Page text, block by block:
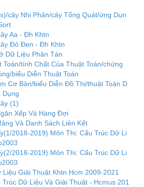
cây Nhị Phân/cây Tổng Quát/ứng Dụn
Aa - Đh Khtn
Đỏ Đen - Đh Khtn
Dữ Liệu Phân Tán
Toán/tính Chất Của Thuật Toán/chứng
biểu Diễn Thuật Toán
Cơ Bản/biểu Diễn Đồ Thị/thuật Toán D
Dụng
(1)
Xếp Và Hàng Đợi
Và Danh Sách Liên Kết
2018-2019) Môn Thi: Cấu Trúc Dữ Li
2018-2019) Môn Thi: Cấu Trúc Dữ Li
Giải Thuật Khtn Hcm 2009-2021
Dữ Liệu Và Giải Thuật - Hcmus 201